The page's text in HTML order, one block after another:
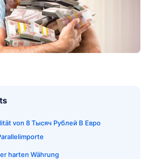
von 8 Тысяч Рублей В Евро
harten Währung